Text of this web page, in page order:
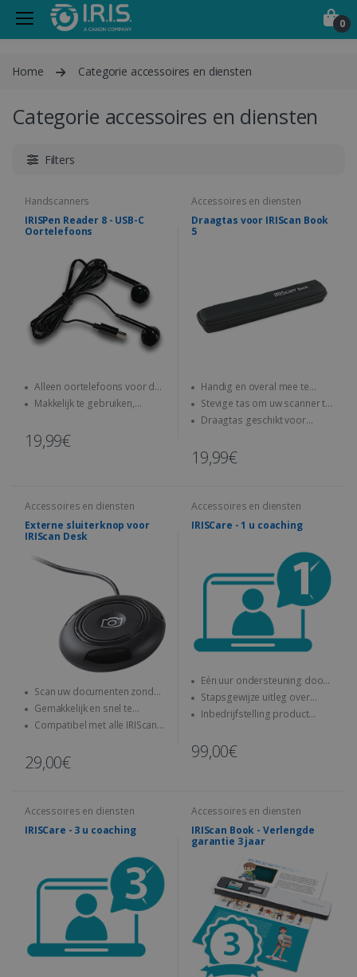
0
Home Categorie accessoires en diensten
Categorie accessoires en diensten
Filters
Handscanners
IRISPen Reader 8 - USB-C
Oortelefoons
Alleen oortelefoons voor de
IRISPen Reader 8
Makkelijk te gebruiken,
19,99€
Accessoires en diensten
Draagtas voor IRIScan Book
5
Handig en overal mee te
nemen
Stevige tas om uw scanner te
beschermen
Draagtas geschikt voor
19,99€
Accessoires en diensten
Externe sluiterknop voor
IRIScan Desk
Scan uw documenten zonder
muis of toetsenbord te
gebruiken
Gemakkelijk en snel te
bedienen
Compatibel met alle IRIScan
29,00€
Accessoires en diensten
IRISCare - 1 u coaching
Eén uur ondersteuning door
een expert
Stapsgewijze uitleg over
gebruik IRIS product
Inbedrijfstelling product
99,00€
Accessoires en diensten
IRISCare - 3 u coaching
Accessoires en diensten
IRIScan Book - Verlengde
garantie 3 jaar